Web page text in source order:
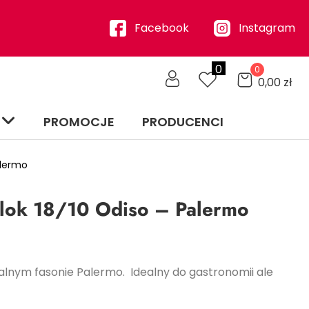
Facebook Instagram
0 0
0,00 zł
PROMOCJE PRODUCENCI
18/10 Odiso – Palermo
fasonie Palermo. Idealny do gastronomii ale